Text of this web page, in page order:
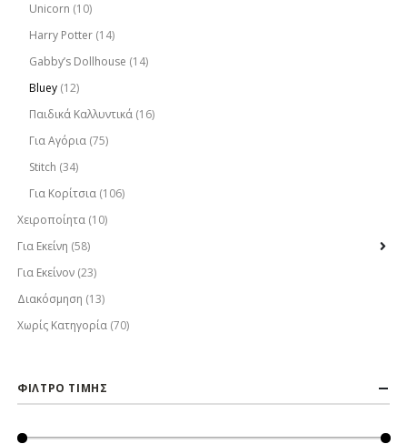
Unicorn (10)
Harry Potter (14)
Gabby’s Dollhouse (14)
Bluey (12)
Παιδικά Καλλυντικά (16)
Για Αγόρια (75)
Stitch (34)
Για Κορίτσια (106)
Χειροποίητα (10)
Για Εκείνη (58)
Για Εκείνον (23)
Διακόσμηση (13)
Χωρίς Κατηγορία (70)
ΦΙΛΤΡΟ ΤΙΜΗΣ